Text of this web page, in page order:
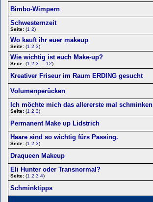
Bimbo-Wimpern
Schwesternzeit
Seite: (1 2)
Wo kauft ihr euer makeup
Seite: (1 2 3)
Wie wichtig ist euch Make-up?
Seite: (1 2 3 12)
Kreativer Friseur im Raum ERDING gesucht
Volumenperücken
Ich möchte mich das allererste mal schminken
Seite: (1 2 3)
Permanent Make up Lidstrich
Haare sind so wichtig fürs Passing.
Seite: (1 2 3)
Draqueen Makeup
Eli Hunter oder Transnormal?
Seite: (1 2 3 4)
Schminktipps